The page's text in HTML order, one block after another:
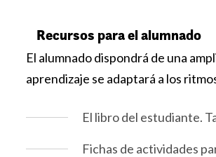
Recursos para el alumnado
El alumnado dispondrá de una
aprendizaje se adaptará a los
El libro del estudiante.
Fichas de actividades